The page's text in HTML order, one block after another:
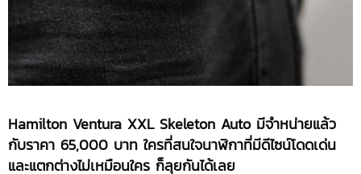
Hamilton Ventura XXL Skeleton Auto มีจำหน่ายแล้ว
กับราคา 65,000 บาท ใครที่สนใจนาฬิกาที่มีดีไซน์โดดเด่น
และแตกต่างไม่เหมือนใคร ก็ลุยกันได้เลย